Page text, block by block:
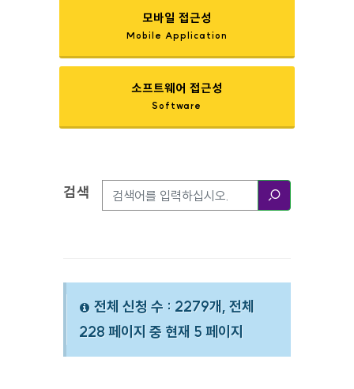
모바일 접근성
Mobile Application
소프트웨어 접근성
Software
검색옵션
검색
전체 신청 수 : 2279개, 전체
228 페이지 중 현재 5 페이지